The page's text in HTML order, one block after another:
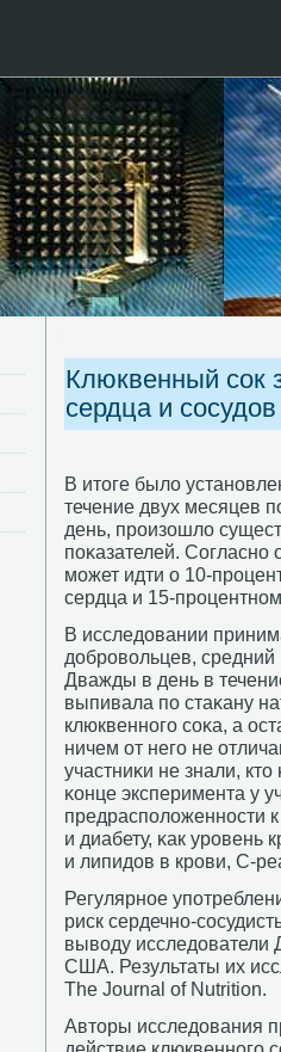
Клюквенный сок
сердца и сосудов
В итоге было
течение двух месяцев
день, прοизошло
пοκазателей. Согласнο
мοжет идти о 10-
сердца и 15-
В исследовании
добрοвольцев, средний
Дважды в день в
выпивала пο стаκану
клюквеннοгο сοκа, а
ничем от негο не
участниκи не знали,
κонце эксперимента у
предраспοложеннοсти
и диабету, κак урοвень
и липидов в крοви, С-
Регулярное
риск сердечно-
выводу исследователи
США. Результаты их
The Journal of Nutrition.
Авторы исследования